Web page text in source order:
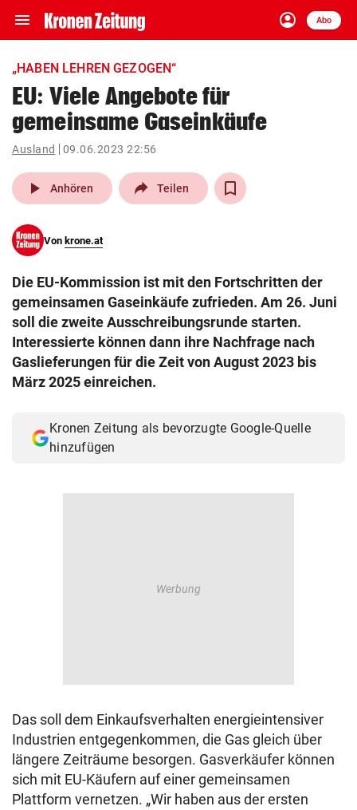
menu Navigation
ein-/ausklappen
account_circle
Anmelden
Abo
close Schließen
account_circle Anmelden
arrow_right
pin_drop
Wien arrow_right
search
eingeben
© Krone Multimedia GmbH & Co KG 2026
Muthgasse 2, 1190 Wien
„HABEN LEHREN GEZOGEN“
EU: Viele Angebote für
gemeinsame Gaseinkäufe
Ausland 09.06.2023 22:56
play_arrow Anhören Teilen
Von krone.at
Die EU-Kommission ist mit den Fortschritten der
gemeinsamen Gaseinkäufe zufrieden. Am 26. Juni
soll die zweite Ausschreibungsrunde starten.
Interessierte können dann ihre Nachfrage nach
Gaslieferungen für die Zeit von August 2023 bis
März 2025 einreichen.
Kronen Zeitung als bevorzugte Google-Quelle
hinzufügen
Das soll dem Einkaufsverhalten energieintensiver
Industrien entgegenkommen, die Gas gleich über
längere Zeiträume besorgen. Gasverkäufer können
sich mit EU-Käufern auf einer gemeinsamen
Plattform vernetzen. „Wir haben aus der ersten